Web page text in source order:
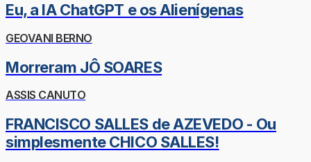
Eu, a IA ChatGPT e os Alienígenas
GEOVANI BERNO
Morreram JÔ SOARES
ASSIS CANUTO
FRANCISCO SALLES de AZEVEDO - Ou
simplesmente CHICO SALLES!